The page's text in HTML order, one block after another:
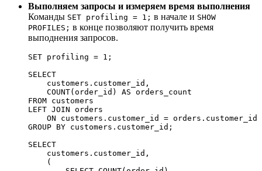
Выполняем запросы и измеряем время выполнения
Команды SET profiling = 1; в начале и SHOW
PROFILES; в конце позволяют получить время
выподнения запросов.
SET profiling = 1;
SELECT
    customers.customer_id,
    COUNT(order_id) AS orders_count
FROM customers
LEFT JOIN orders
    ON customers.customer_id = orders.customer_id
GROUP BY customers.customer_id;
SELECT
    customers.customer_id,
    (